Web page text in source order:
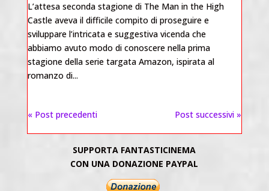
L’attesa seconda stagione di The Man in the High
Castle aveva il difficile compito di proseguire e
sviluppare l’intricata e suggestiva vicenda che
abbiamo avuto modo di conoscere nella prima
stagione della serie targata Amazon, ispirata al
romanzo di...
« Post precedenti Post successivi »
SUPPORTA FANTASTICINEMA
CON UNA DONAZIONE PAYPAL